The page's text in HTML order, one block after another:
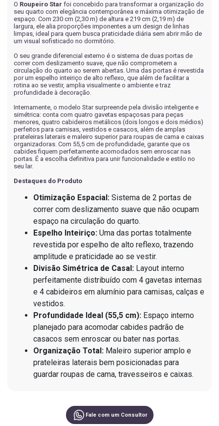
O Roupeiro Star foi concebido para transformar a organização do
seu quarto com elegância contemporânea e máxima otimização de
espaço. Com 230 cm (2,30 m) de altura e 219 cm (2,19 m) de
largura, ele alia proporções imponentes a um design de linhas
limpas, ideal para quem busca praticidade diária sem abrir mão de
um visual sofisticado no dormitório.
O seu grande diferencial externo é o sistema de duas portas de
correr com deslizamento suave, que não comprometem a
circulação do quarto ao serem abertas. Uma das portas é revestida
por um espelho inteiriço de alto reflexo, que além de facilitar a
rotina ao se vestir, amplia visualmente o ambiente e traz
profundidade à decoração.
Internamente, o modelo Star surpreende pela divisão inteligente e
simétrica: conta com quatro gavetas espaçosas para peças
menores, quatro cabideiros metálicos (dois longos e dois médios)
perfeitos para camisas, vestidos e casacos, além de amplas
prateleiras laterais e maleiro superior para roupas de cama e caixas
organizadoras. Com 55,5 cm de profundidade, garante que os
cabides fiquem perfeitamente acomodados sem enroscar nas
portas. É a escolha definitiva para unir funcionalidade e estilo no
seu lar.
Destaques do Produto
Otimização Espacial: Sistema de 2 portas de
correr com deslizamento suave que não ocupam
espaço na circulação do quarto.
Espelho Inteiriço: Uma das portas totalmente
revestida por espelho de alto reflexo, trazendo
amplitude e praticidade ao se vestir.
Divisão Simétrica de Casal: Layout interno
perfeitamente distribuído com 4 gavetas internas
e 4 cabideiros em alumínio para camisas, calças e
vestidos.
Profundidade Ideal (55,5 cm): Espaço interno
planejado para acomodar cabides padrão de
casacos sem enroscar ou bater nas portas.
Organização Total: Maleiro superior amplo e
prateleiras laterais bem posicionadas para
guardar roupas de cama, travesseiros e caixas.
Fale com um Consultor